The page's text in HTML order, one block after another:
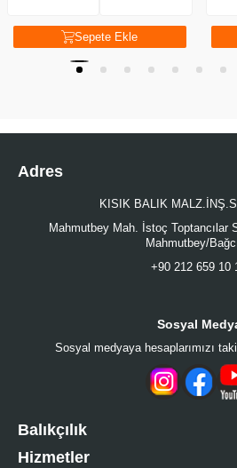
Sepete Ekle
Adres
KISIK BALIK
Mahmutbey Mah. İstoç Toptancılar
Mahmutbey/
+90 212 659 10
Sosyal
Sosyal medyaya hesaplarımızı
Balıkçılık
Hizmetler